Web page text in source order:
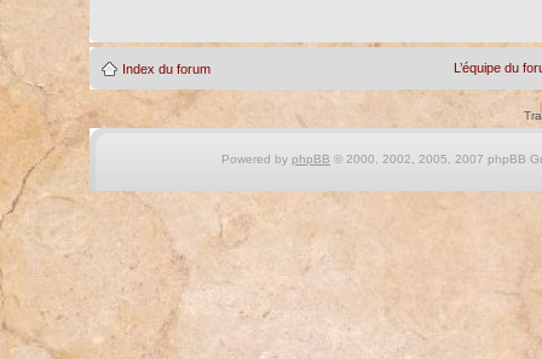
Index du forum L’équipe du
Powered by phpBB © 2000, 2002, 2005, 2007 phpBB